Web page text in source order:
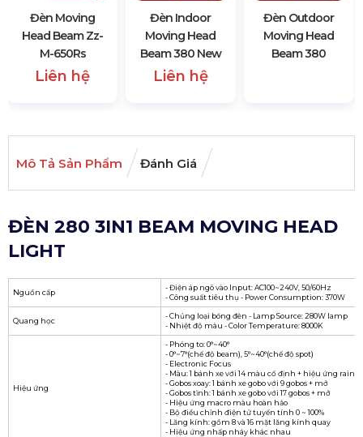
Đèn Moving
Head Beam Zz-
M-650Rs
Liên hệ
Đèn Indoor
Moving Head
Beam 380 New
Liên hệ
Đèn Outdoor
Moving Head
Beam 380
Mô Tả Sản Phẩm Đánh Giá
ĐÈN 280 3IN1 BEAM MOVING HEAD
LIGHT
Nguồn cấp
- Điện áp ngõ vào Input: AC100~240V, 50/60Hz
- Công suất tiêu thụ - Power Consumption: 370W
Quang học
- Chủng loại bóng đèn - Lamp Source: 280W lamp
- Nhiệt độ màu - Color Temperature: 8000K
Hiệu ứng
- Phóng to: 0°~40°
- 0°~7°(chế độ beam), 5°~40°(chế độ spot)
- Electronic Focus
- Màu: 1 bánh xe với 14 màu cố định + hiệu ứng
- Gobos xoay: 1 bánh xe gobo với 9 gobos + mở
- Gobos tĩnh: 1 bánh xe gobo với 17 gobos + mở
- Hiệu ứng macro màu hoàn hảo
- Bộ điều chỉnh điện tử tuyến tính 0 ~ 100%
- Lăng kính: gồm 8 và 16 mặt lăng kính quay
- Hiệu ứng nhấp nháy khác nhau